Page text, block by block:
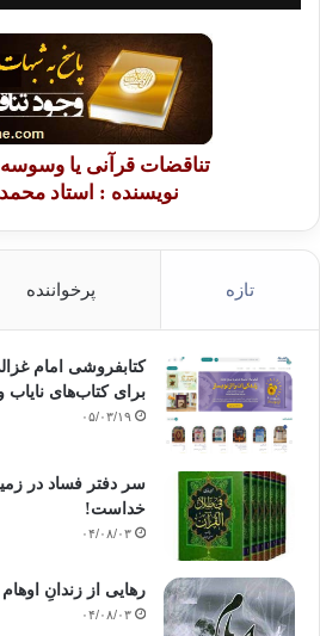
تناقضات قرآنی یا
نویسنده : استاد
تازه پرخواننده
کتابفروشی امام
برای کتاب‌های نایاب
۰۵/۰۳/۱۹
سر دفتر فساد در
خداست‌!
۰۴/۰۸/۰۳
رهایی از زندانِ اوهام
۰۴/۰۸/۰۳